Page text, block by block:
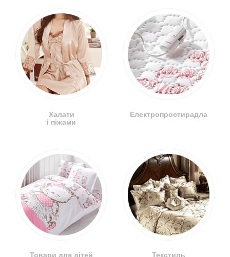
Халати
і піжами
Товари для дітей
Електропростирадла
Текстиль